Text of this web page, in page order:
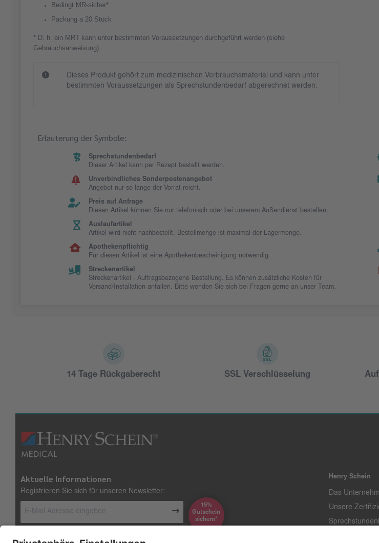
Bedingt MR-sicher*
Packung a 20 Stück
* D. h. ein MRT kann unter bestimmten Voraussetzungen durchgeführt werden (siehe
Gebrauchsanweisung).
Dieses Produkt gehört zum medizinischen Verbrauchsmaterial und kann unter
bestimmten Voraussetzungen als Sprechstundenbedarf abgerechnet werden.
Erläuterung der Symbole:
Sprechstundenbedarf
Dieser Artikel kann per Rezept bestellt werden.
Unverbindliches Sonderpostenangebot
Angebot nur so lange der Vorrat reicht.
Preis auf Anfrage
Diesen Artikel können Sie nur telefonisch oder bei unserem Außendienst bestellen.
Auslaufartikel
Artikel wird nicht nachbestellt. Bestellmenge ist maximal der Lagermenge.
Apothekenpflichtig
Für diesen Artikel ist eine Apothekenbescheinigung notwendig.
Streckenartikel
Streckenartikel - Auftragsbezogene Bestellung. Es können zusätzliche Kosten für
Versand/Installation anfallen. Bitte wenden Sie sich bei Fragen gerne an unser Team.
14 Tage Rückgaberecht SSL Verschlüsselung
Aktuelle Informationen
Registrieren Sie sich für unseren Newsletter:
15%
Gutschein
*sichern
Henry Schein
Das
Unsere